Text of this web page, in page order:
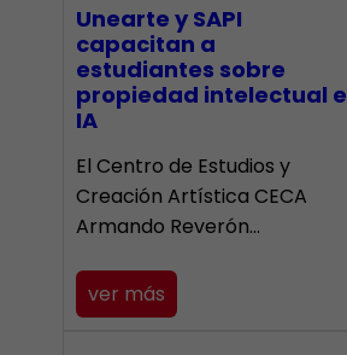
Unearte y SAPI
capacitan a
estudiantes sobre
propiedad intelectual e
IA
El Centro de Estudios y
Creación Artística CECA
Armando Reverón…
ver más